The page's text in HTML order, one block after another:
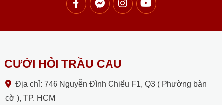
CƯỚI HỎI TRẦU CAU
Địa chỉ: 746 Nguyễn Đình Chiểu F1, Q3 ( Phường bàn
cờ ), TP. HCM